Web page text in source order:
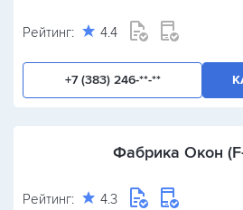
Рейтинг: 4.4
+7 (383) 246-**-**
Фабрика Окон
Рейтинг: 4.3